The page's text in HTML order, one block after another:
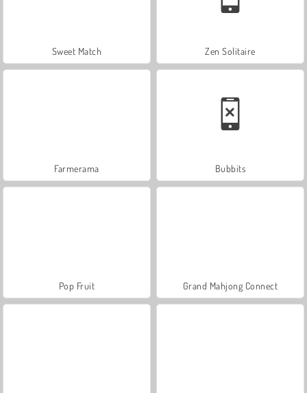
Sweet Match Zen Solitaire
Farmerama Bubbits
Pop Fruit Grand Mahjong Connect